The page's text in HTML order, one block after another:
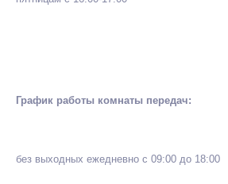
График работы комнаты передач:
без выходных ежедневно с 09:00 до 18:00